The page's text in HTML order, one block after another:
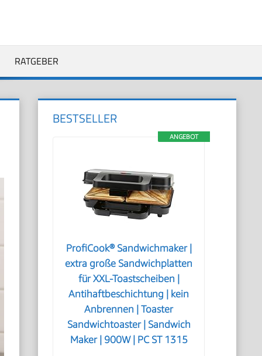
RATGEBER
BESTSELLER
ANGEBOT
ProfiCook® Sandwichmaker |
extra große Sandwichplatten
für XXL-Toastscheiben |
Antihaftbeschichtung | kein
Anbrennen | Toaster
Sandwichtoaster | Sandwich
Maker | 900W | PC ST 1315